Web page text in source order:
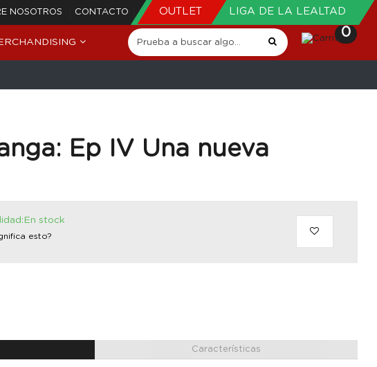
NOSOTROS CONTACTO OUTLET LIGA DE LA LEALTAD
0
Ep IV Una nueva
stock
esto?
Características